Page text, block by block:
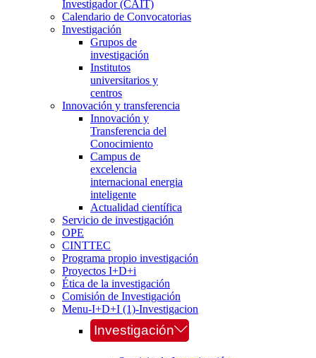
Investigador (CAIT)
Calendario de Convocatorias
Investigación
Grupos de
investigación
Institutos
universitarios y
centros
Innovación y transferencia
Innovación y
Transferencia del
Conocimiento
Campus de
excelencia
internacional energia
inteligente
Actualidad científica
Servicio de investigación
OPE
CINTTEC
Programa propio investigación
Proyectos I+D+i
Ética de la investigación
Comisión de Investigación
Menu-I+D+I (1)-Investigacion
Investigación